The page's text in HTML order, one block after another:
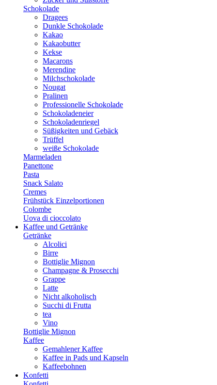
Schokolade
Dragees
Dunkle Schokolade
Kakao
Kakaobutter
Kekse
Macarons
Merendine
Milchschokolade
Nougat
Pralinen
Professionelle Schokolade
Schokoladeneier
Schokoladenriegel
Süßigkeiten und Gebäck
Trüffel
weiße Schokolade
Marmeladen
Panettone
Pasta
Snack Salato
Cremes
Frühstück Einzelportionen
Colombe
Uova di cioccolato
Kaffee und Getränke
Getränke
Alcolici
Birre
Bottiglie Mignon
Champagne & Prosecchi
Grappe
Latte
Nicht alkoholisch
Succhi di Frutta
tea
Vino
Bottiglie Mignon
Kaffee
Gemahlener Kaffee
Kaffee in Pads und Kapseln
Kaffeebohnen
Konfetti